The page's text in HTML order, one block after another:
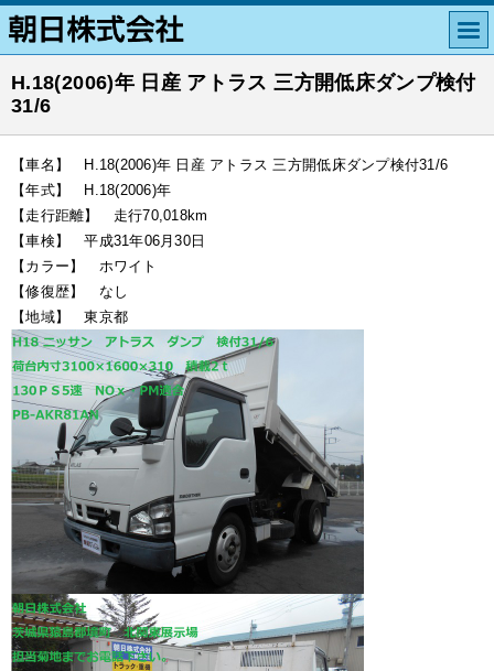
H.18(2006)年 日産 アトラス 三方開低床ダンプ検付
31/6
【車名】 H.18(2006)年 日産 アトラス 三方開低床ダンプ検付31/6
【年式】 H.18(2006)年
【走行距離】 走行70,018km
【車検】 平成31年06月30日
【カラー】 ホワイト
【修復歴】 なし
【地域】 東京都